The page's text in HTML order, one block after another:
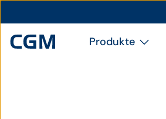
Produkte